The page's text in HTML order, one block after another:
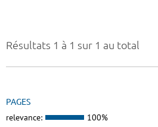
Résultats 1 à 1 sur 1 au total
PAGES
relevance: 100%